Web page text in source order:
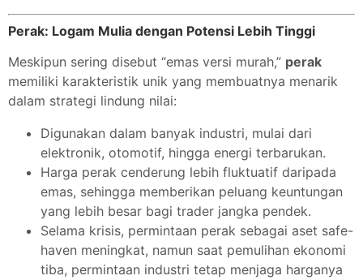
Perak: Logam Mulia dengan Potensi Lebih Tinggi
Meskipun sering disebut “emas versi murah,” perak
memiliki karakteristik unik yang membuatnya menarik
dalam strategi lindung nilai:
Digunakan dalam banyak industri, mulai dari
elektronik, otomotif, hingga energi terbarukan.
Harga perak cenderung lebih fluktuatif daripada
emas, sehingga memberikan peluang keuntungan
yang lebih besar bagi trader jangka pendek.
Selama krisis, permintaan perak sebagai aset safe-
haven meningkat, namun saat pemulihan ekonomi
tiba, permintaan industri tetap menjaga harganya